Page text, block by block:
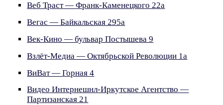
Веб Траст — Франк-Каменецкого 22а
Вегас — Байкальская 295а
Век-Кино — бульвар Постышева 9
Взлёт-Медиа — Октябрьской Революции 1а
ВиВат — Горная 4
Видео Интернешнл-Иркутское Агентство —
Партизанская 21